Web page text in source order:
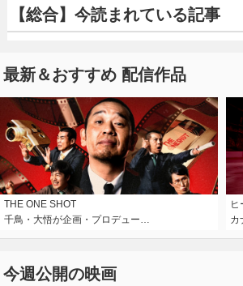
【総合】今読まれている記事
最新＆おすすめ 配信作品
THE ONE SHOT
千鳥・大悟が企画・プロデュー…
ヒ
カ
今週公開の映画